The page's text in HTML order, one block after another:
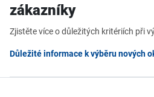
zákazníky
Zjistěte více o důležitých kritériích při
Důležité informace k výběru nových